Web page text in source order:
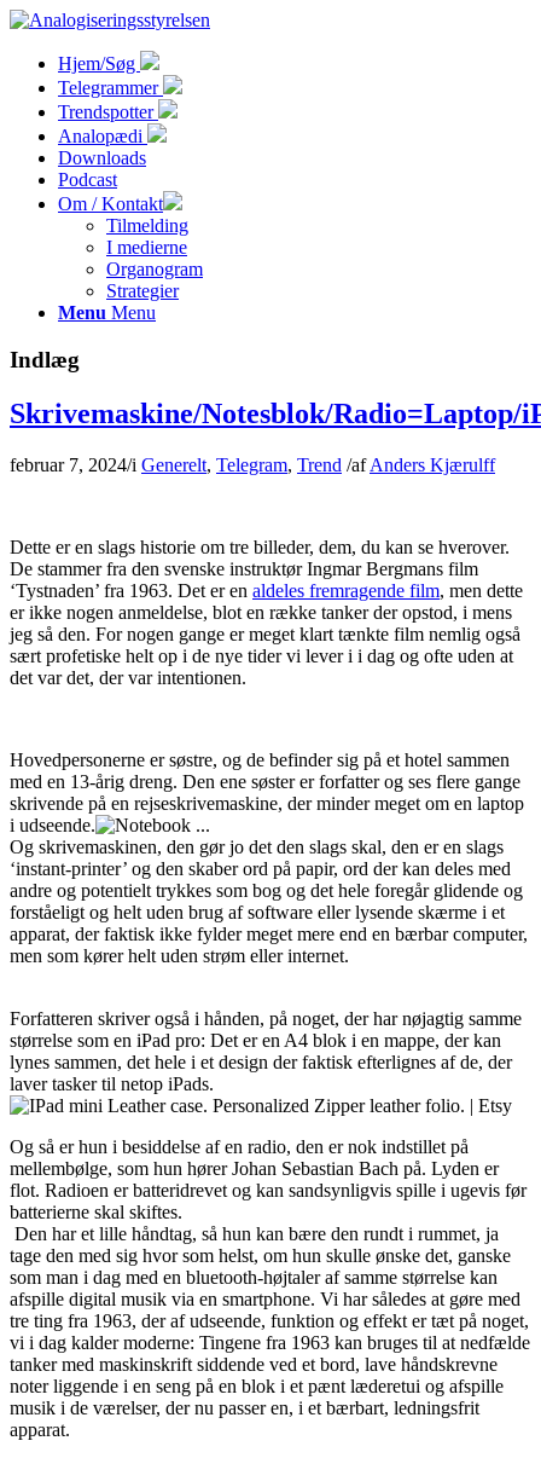
Hjem/Søg
Telegrammer
Trendspotter
Analopædi
Downloads
Podcast
Om / Kontakt
Tilmelding
I medierne
Organogram
Strategier
Menu Menu
Indlæg
Skrivemaskine/Notesblok/Radio=Laptop/
februar 7, 2024/i Generelt, Telegram, Trend /afAnders Kjærulff
Dette er en slags historie om tre billeder, dem, du kan se hverover.
De stammer fra den svenske instruktør Ingmar Bergmans film
‘Tystnaden’ fra 1963. Det er en aldeles fremragende film, men dette
er ikke nogen anmeldelse, blot en række tanker der opstod, i mens
jeg så den. For nogen gange er meget klart tænkte film nemlig også
sært profetiske helt op i de nye tider vi lever i i dag og ofte uden at
det var det, der var intentionen.
Hovedpersonerne er søstre, og de befinder sig på et hotel sammen
med en 13-årig dreng. Den ene søster er forfatter og ses flere gange
skrivende på en rejseskrivemaskine, der minder meget om en laptop
i udseende.
Og skrivemaskinen, den gør jo det den slags skal, den er en slags
‘instant-printer’ og den skaber ord på papir, ord der kan deles med
andre og potentielt trykkes som bog og det hele foregår glidende og
forståeligt og helt uden brug af software eller lysende skærme i et
apparat, der faktisk ikke fylder meget mere end en bærbar computer,
men som kører helt uden strøm eller internet.
Forfatteren skriver også i hånden, på noget, der har nøjagtig samme
størrelse som en iPad pro: Det er en A4 blok i en mappe, der kan
lynes sammen, det hele i et design der faktisk efterlignes af de, der
laver tasker til netop iPads.
Og så er hun i besiddelse af en radio, den er nok indstillet på
mellembølge, som hun hører Johan Sebastian Bach på. Lyden er
flot. Radioen er batteridrevet og kan sandsynligvis spille i ugevis før
batterierne skal skiftes.
Den har et lille håndtag, så hun kan bære den rundt i rummet, ja
tage den med sig hvor som helst, om hun skulle ønske det, ganske
som man i dag med en bluetooth-højtaler af samme størrelse kan
afspille digital musik via en smartphone. Vi har således at gøre med
tre ting fra 1963, der af udseende, funktion og effekt er tæt på noget,
vi i dag kalder moderne: Tingene fra 1963 kan bruges til at nedfælde
tanker med maskinskrift siddende ved et bord, lave håndskrevne
noter liggende i en seng på en blok i et pænt læderetui og afspille
musik i de værelser, der nu passer en, i et bærbart, ledningsfrit
apparat.